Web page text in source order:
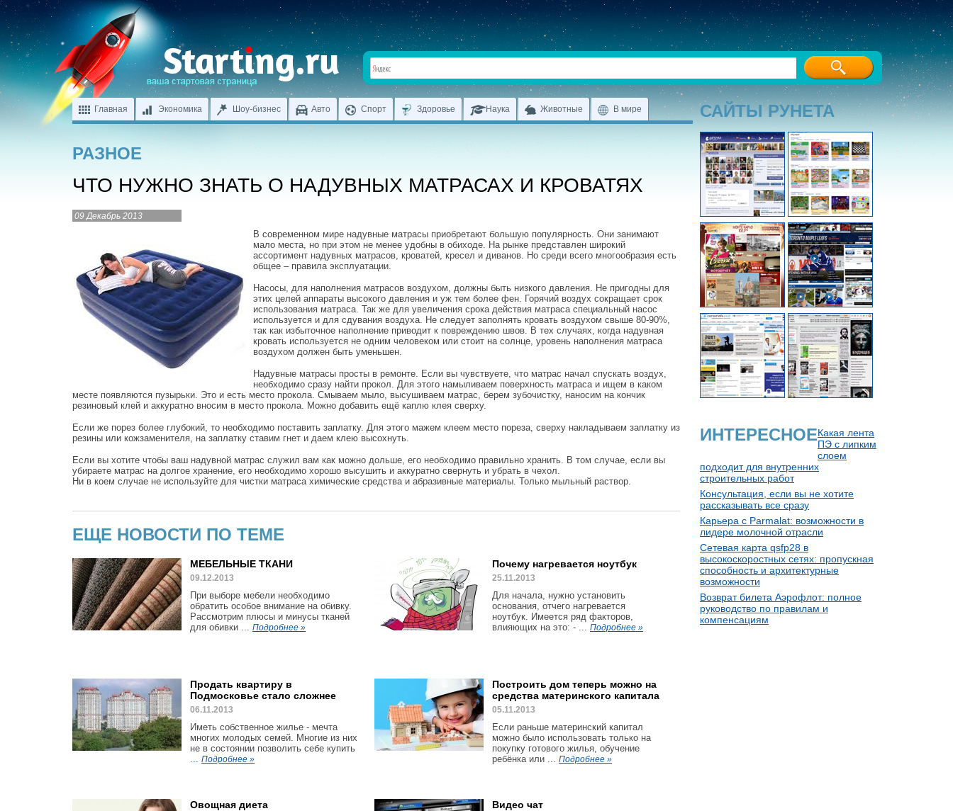
Главная Экономика Шоу-бизнес Авто Спорт Здоровье Наука Животные В мире
РАЗНОЕ
ЧТО НУЖНО ЗНАТЬ О НАДУВНЫХ МАТРАСАХ И КРОВАТЯХ
09 Декабрь 2013
В современном мире надувные матрасы приобретают большую популярность. Они занимают
мало места, но при этом не менее удобны в обиходе. На рынке представлен широкий
ассортимент надувных матрасов, кроватей, кресел и диванов. Но среди всего многообразия есть
общее – правила эксплуатации.
Насосы, для наполнения матрасов воздухом, должны быть низкого давления. Не пригодны для
этих целей аппараты высокого давления и уж тем более фен. Горячий воздух сокращает срок
использования матраса. Так же для увеличения срока действия матраса специальный насос
используется и для сдувания воздуха. Не следует заполнять кровать воздухом свыше 80-90%,
так как избыточное наполнение приводит к повреждению швов. В тех случаях, когда надувная
кровать используется не одним человеком или стоит на солнце, уровень наполнения матраса
воздухом должен быть уменьшен.
Надувные матрасы просты в ремонте. Если вы чувствуете, что матрас начал спускать воздух,
необходимо сразу найти прокол. Для этого намыливаем поверхность матраса и ищем в каком
месте появляются пузырьки. Это и есть место прокола. Смываем мыло, высушиваем матрас, берем зубочистку, наносим на кончик
резиновый клей и аккуратно вносим в место прокола. Можно добавить ещё каплю клея сверху.
Если же порез более глубокий, то необходимо поставить заплатку. Для этого мажем клеем место пореза, сверху накладываем заплатку из
резины или кожзаменителя, на заплатку ставим гнет и даем клею высохнуть.
Если вы хотите чтобы ваш надувной матрас служил вам как можно дольше, его необходимо правильно хранить. В том случае, если вы
убираете матрас на долгое хранение, его необходимо хорошо высушить и аккуратно свернуть и убрать в чехол.
Ни в коем случае не используйте для чистки матраса химические средства и абразивные материалы. Только мыльный раствор.
ЕЩЕ НОВОСТИ ПО ТЕМЕ
МЕБЕЛЬНЫЕ ТКАНИ
09.12.2013
При выборе мебели необходимо
обратить особое внимание на обивку.
Рассмотрим плюсы и минусы тканей
для обивки ... Подробнее »
Почему нагревается ноутбук
25.11.2013
Для начала, нужно установить
основания, отчего нагревается
ноутбук. Имеется ряд факторов,
влияющих на это: - ... Подробнее »
Продать квартиру в
Подмосковье стало сложнее
06.11.2013
Иметь собственное жилье - мечта
многих молодых семей. Многие из них
не в состоянии позволить себе купить
... Подробнее »
Построить дом теперь можно на
средства материнского капитала
05.11.2013
Если раньше материнский капитал
можно было использовать только на
покупку готового жилья, обучение
ребёнка или ... Подробнее »
Овощная диета Видео чат
САЙТЫ РУНЕТА
ИНТЕРЕСНОЕКакая лента
ПЭ с липким
слоем
подходит для внутренних
строительных работ
Консультация, если вы не хотите
рассказывать все сразу
Карьера с Parmalat: возможности в
лидере молочной отрасли
Сетевая карта qsfp28 в
высокоскоростных сетях: пропускная
способность и архитектурные
возможности
Возврат билета Аэрофлот: полное
руководство по правилам и
компенсациям